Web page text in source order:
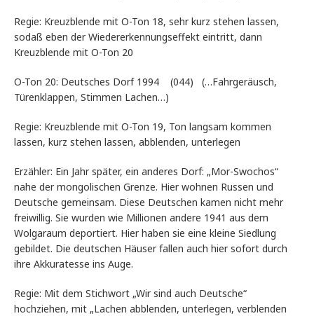
Regie: Kreuzblende mit O-Ton 18, sehr kurz stehen lassen,
sodaß eben der Wiedererkennungseffekt eintritt, dann
Kreuzblende mit O-Ton 20
O-Ton 20: Deutsches Dorf 1994 (044) (…Fahrgeräusch,
Türenklappen, Stimmen Lachen…)
Regie: Kreuzblende mit O-Ton 19, Ton langsam kommen
lassen, kurz stehen lassen, abblenden, unterlegen
Erzähler: Ein Jahr später, ein anderes Dorf: „Mor-Swochos“
nahe der mongolischen Grenze. Hier wohnen Russen und
Deutsche gemeinsam. Diese Deutschen kamen nicht mehr
freiwillig. Sie wurden wie Millionen andere 1941 aus dem
Wolgaraum deportiert. Hier haben sie eine kleine Siedlung
gebildet. Die deutschen Häuser fallen auch hier sofort durch
ihre Akkuratesse ins Auge.
Regie: Mit dem Stichwort „Wir sind auch Deutsche“
hochziehen, mit „Lachen abblenden, unterlegen, verblenden